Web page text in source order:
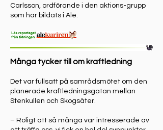
Carlsson, ordförande i den aktions-grupp
som har bildats i Ale.
Många tycker till om kraftledning
Det var fullsatt på samrådsmötet om den
planerade kraftledningsgatan mellan
Stenkullen och Skogsäter.
– Roligt att så många var intresserade av